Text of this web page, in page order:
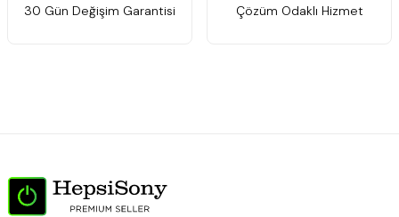
30 Gün Değişim Garantisi Çözüm Odaklı Hizmet